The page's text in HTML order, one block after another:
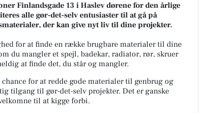
Finlandsgade 13 i Haslev dørene for den årlige
alle gør-det-selv entusiaster til at gå på
der kan give nyt liv til dine projekter.
for at finde en række brugbare materialer til dine
du mangler et spejl, badekar, radiator, rør, skruer
at finde det, du står og mangler.
for at redde gode materialer til genbrug og
tilgang til gør-det-selv projekter. Det er ganske
til at kigge forbi.